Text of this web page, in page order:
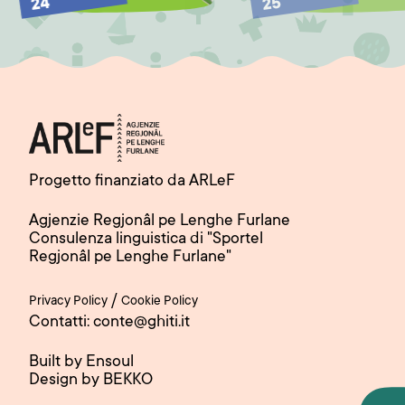
24 25
Progetto finanziato da ARLeF
Agjenzie Regjonâl pe Lenghe Furlane
Consulenza linguistica di "Sportel
Regjonâl pe Lenghe Furlane"
Privacy Policy / Cookie Policy
Contatti: conte@ghiti.it
Built by Ensoul
Design by BEKKO